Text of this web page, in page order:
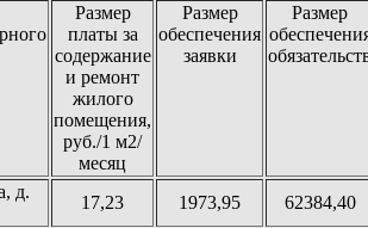
Размер
платы за
содержание
и ремонт
жилого
помещения,
руб./1 м2/
месяц
Размер
обеспечения
заявки
Размер
д.
17,23 1973,95
62384,40